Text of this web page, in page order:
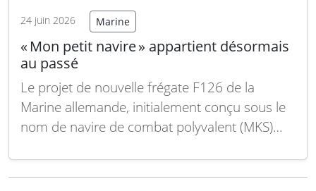
24 juin 2026 Marine
« Mon petit navire » appartient désormais
au passé
Le projet de nouvelle frégate F126 de la
Marine allemande, initialement conçu sous le
nom de navire de combat polyvalent (MKS)
navire » en raison de son acronyme – est